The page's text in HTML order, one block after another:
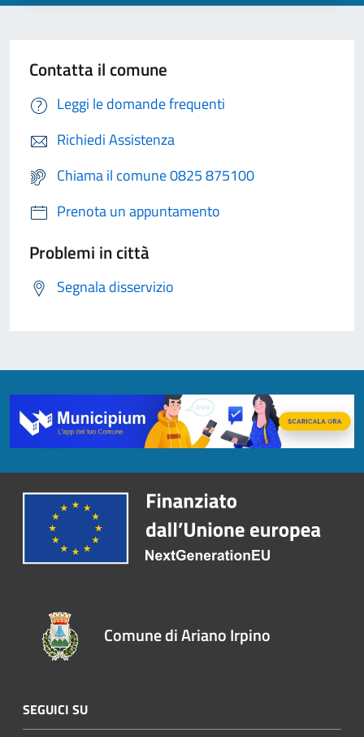
Contatta il comune
Leggi le domande frequenti
Richiedi Assistenza
Chiama il comune 0825 875100
Prenota un appuntamento
Problemi in città
Segnala disservizio
Comune di Ariano Irpino
SEGUICI SU